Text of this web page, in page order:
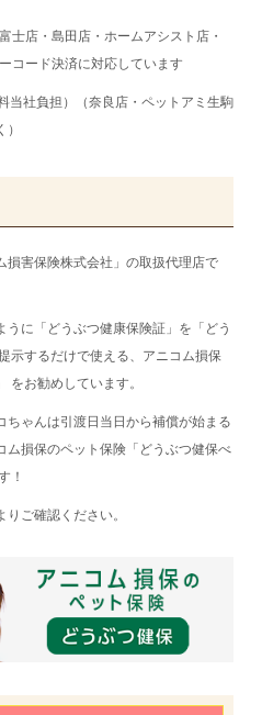
士店・島田店・ホームアシスト店・
コード決済に対応しています
当社負担）（奈良店・ペットアミ生駒
損害保険株式会社」の取扱代理店で
うに「どうぶつ健康保険証」を「どう
示するだけで使える、アニコム損保
をお勧めしています。
ちゃんは引渡日当日から補償が始まる
ム損保のペット保険「どうぶつ健保べ
！
ご確認ください。